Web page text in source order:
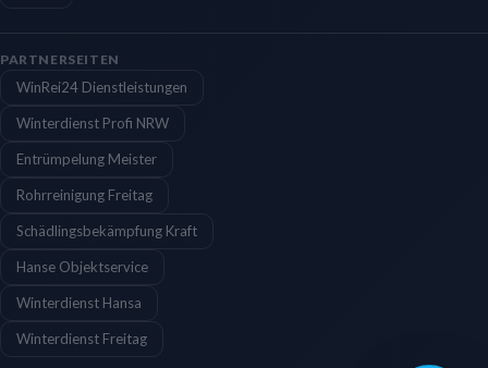
PARTNERSEITEN
WinRei24 Dienstleistungen
Winterdienst Profi NRW
Entrümpelung Meister
Rohrreinigung Freitag
Schädlingsbekämpfung Kraft
Hanse Objektservice
Winterdienst Hansa
Winterdienst Freitag